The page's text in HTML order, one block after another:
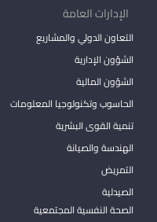
الإدارات العامة
التعاون الدولي والمشاريع
الشؤون الإدارية
الشؤون المالية
الحاسوب وتكنولوجيا المعلومات
تنمية القوى البشرية
الهندسة والصيانة
التمريض
الصيدلية
الصحة النفسية المجتمعية